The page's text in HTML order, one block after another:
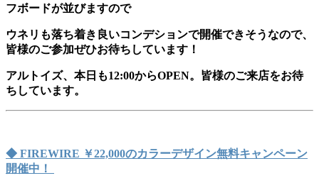
フボードが並びますので
ウネリも落ち着き良いコンデションで開催できそうなので、
皆様のご参加ぜひお待ちしています！
アルトイズ、本日も12:00からOPEN。皆様のご来店をお待
ちしています。
◆ FIREWIRE ￥22,000のカラーデザイン無料キャンペーン
開催中！